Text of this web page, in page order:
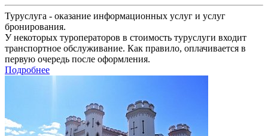
Туруслуга - оказание информационных услуг и услуг
бронирования.
У некоторых туроператоров в стоимость туруслуги входит
транспортное обслуживание. Как правило, оплачивается в
первую очередь после оформления.
Подробнее